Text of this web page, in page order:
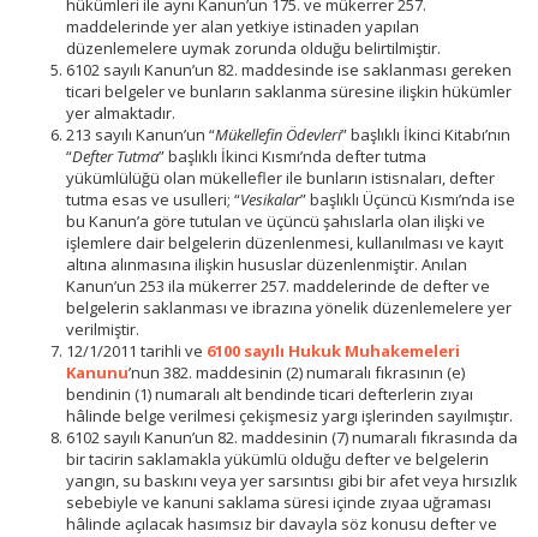
hükümleri ile aynı Kanun’un 175. ve mükerrer 257.
maddelerinde yer alan yetkiye istinaden yapılan
düzenlemelere uymak zorunda olduğu belirtilmiştir.
6102 sayılı Kanun’un 82. maddesinde ise saklanması gereken
ticari belgeler ve bunların saklanma süresine ilişkin hükümler
yer almaktadır.
213 sayılı Kanun’un “Mükellefin Ödevleri” başlıklı İkinci Kitabı’nın
“Defter Tutma” başlıklı İkinci Kısmı’nda defter tutma
yükümlülüğü olan mükellefler ile bunların istisnaları, defter
tutma esas ve usulleri; “Vesikalar” başlıklı Üçüncü Kısmı’nda ise
bu Kanun’a göre tutulan ve üçüncü şahıslarla olan ilişki ve
işlemlere dair belgelerin düzenlenmesi, kullanılması ve kayıt
altına alınmasına ilişkin hususlar düzenlenmiştir. Anılan
Kanun’un 253 ila mükerrer 257. maddelerinde de defter ve
belgelerin saklanması ve ibrazına yönelik düzenlemelere yer
verilmiştir.
12/1/2011 tarihli ve 6100 sayılı Hukuk Muhakemeleri
Kanunu’nun 382. maddesinin (2) numaralı fıkrasının (e)
bendinin (1) numaralı alt bendinde ticari defterlerin zıyaı
hâlinde belge verilmesi çekişmesiz yargı işlerinden sayılmıştır.
6102 sayılı Kanun’un 82. maddesinin (7) numaralı fıkrasında da
bir tacirin saklamakla yükümlü olduğu defter ve belgelerin
yangın, su baskını veya yer sarsıntısı gibi bir afet veya hırsızlık
sebebiyle ve kanuni saklama süresi içinde zıyaa uğraması
hâlinde açılacak hasımsız bir davayla söz konusu defter ve